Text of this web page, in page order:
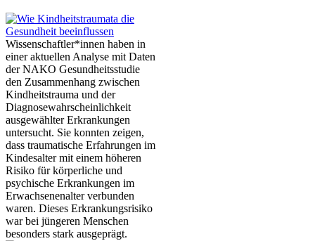
Wissenschaftler*innen haben in
einer aktuellen Analyse mit Daten
der NAKO Gesundheitsstudie
den Zusammenhang zwischen
Kindheitstrauma und der
Diagnosewahrscheinlichkeit
ausgewählter Erkrankungen
untersucht. Sie konnten zeigen,
dass traumatische Erfahrungen im
Kindesalter mit einem höheren
Risiko für körperliche und
psychische Erkrankungen im
Erwachsenenalter verbunden
waren. Dieses Erkrankungsrisiko
war bei jüngeren Menschen
besonders stark ausgeprägt.